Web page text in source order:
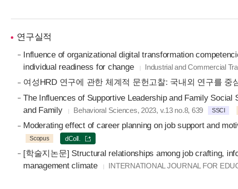
연구실적
Influence of organizational digital transformation
individual readiness for change
Industrial and Commercial
여성HRD 연구에 관한 체계적 문헌고찰: 국내외 연구를 중
The Influences of Supportive Leadership and Family
and Family
Behavioral Sciences, 2023, v.13 no.8, 639 SSCI
Moderating effect of career planning on job support and
Scopus dColl.
[학술지논문] Structural relationships among job crafting,
management climate
INTERNATIONAL JOURNAL FOR